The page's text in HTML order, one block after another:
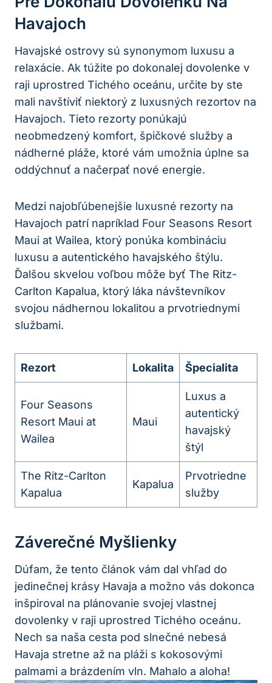
Havajoch
Havajské ostrovy sú synonymom luxusu a
relaxácie. Ak túžite po dokonalej dovolenke v
raji uprostred Tichého oceánu, určite by ste
mali navštíviť niektorý z luxusných rezortov na
Havajoch. Tieto rezorty ponúkajú
neobmedzený komfort, špičkové služby a
nádherné pláže, ktoré vám umožnia úplne sa
oddýchnuť a načerpať nové energie.
Medzi najobľúbenejšie luxusné rezorty na
Havajoch patrí napríklad Four Seasons Resort
Maui at Wailea, ktorý ponúka kombináciu
luxusu a autentického havajského štýlu.
Ďalšou skvelou voľbou môže byť The Ritz-
Carlton Kapalua, ktorý láka návštevníkov
svojou nádhernou lokalitou a prvotriednymi
službami.
Rezort Lokalita Špecialita
Four Seasons
Resort Maui at
Wailea
Maui
Luxus a
autentický
havajský
štýl
The Ritz-Carlton
Kapalua
Kapalua
Prvotriedne
služby
Záverečné Myšlienky
Dúfam, že tento článok vám dal vhľad do
jedinečnej krásy Havaja a možno vás dokonca
inšpiroval na plánovanie svojej vlastnej
dovolenky v raji uprostred Tichého oceánu.
Nech sa naša cesta pod slnečné nebesá
Havaja stretne až na pláži s kokosovými
palmami a brázdením vln. Mahalo a aloha!